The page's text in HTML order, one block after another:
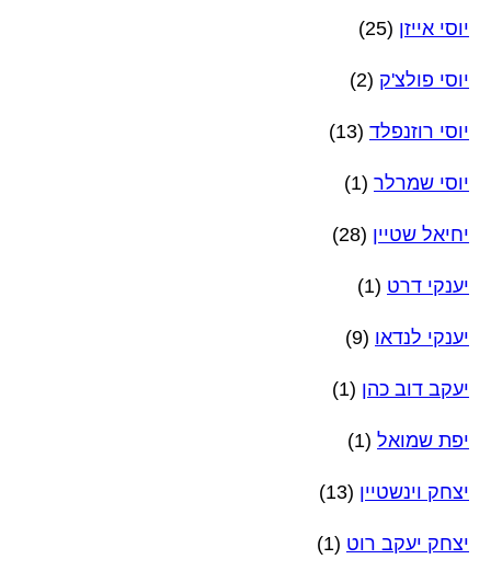
יוסי אייזן (25)
יוסי פולצ'ק (2)
יוסי רוזנפלד (13)
יוסי שמרלר (1)
יחיאל שטיין (28)
יענקי דרט (1)
יענקי לנדאו (9)
יעקב דוב כהן (1)
יפת שמואל (1)
יצחק וינשטיין (13)
יצחק יעקב רוט (1)